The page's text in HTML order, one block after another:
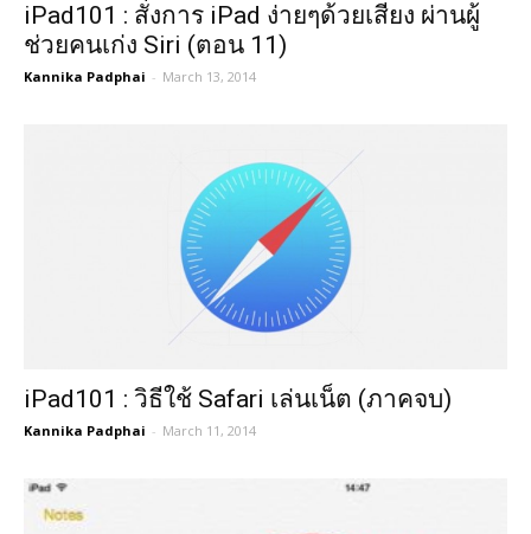
iPad101 : สั่งการ iPad ง่ายๆด้วยเสียง ผ่านผู้
ช่วยคนเก่ง Siri (ตอน 11)
Kannika Padphai - March 13, 2014
iPad101 : วิธีใช้ Safari เล่นเน็ต (ภาคจบ)
Kannika Padphai - March 11, 2014